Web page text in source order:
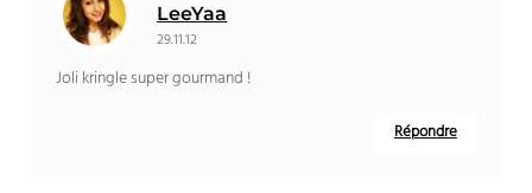
LeeYaa
29.11.12
Joli kringle super gourmand !
Répondre